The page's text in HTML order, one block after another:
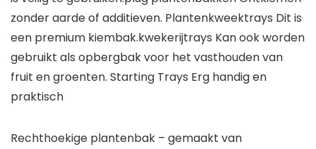
zonder aarde of additieven. Plantenkweektrays Dit is
een premium kiembak.kwekerijtrays Kan ook worden
gebruikt als opbergbak voor het vasthouden van
fruit en groenten. Starting Trays Erg handig en
praktisch
Rechthoekige plantenbak – gemaakt van